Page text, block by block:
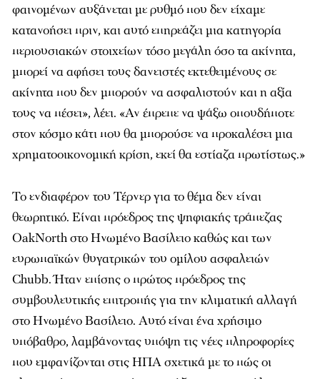
φαινομένων αυξάνεται με ρυθμό που δεν είχαμε
κατανοήσει πριν, και αυτό επηρεάζει μια κατηγορία
περιουσιακών στοιχείων τόσο μεγάλη όσο τα ακίνητα,
μπορεί να αφήσει τους δανειστές εκτεθειμένους σε
ακίνητα που δεν μπορούν να ασφαλιστούν και η αξία
τους να πέσει», λέει. «Αν έπρεπε να ψάξω οπουδήποτε
στον κόσμο κάτι που θα μπορούσε να προκαλέσει μια
χρηματοοικονομική κρίση, εκεί θα εστίαζα πρωτίστως.»
Το ενδιαφέρον του Τέρνερ για το θέμα δεν είναι
θεωρητικό. Είναι πρόεδρος της ψηφιακής τράπεζας
OakNorth στο Ηνωμένο Βασίλειο καθώς και των
ευρωπαϊκών θυγατρικών του ομίλου ασφαλειών
Chubb. Ήταν επίσης ο πρώτος πρόεδρος της
συμβουλευτικής επιτροπής για την κλιματική αλλαγή
στο Ηνωμένο Βασίλειο. Αυτό είναι ένα χρήσιμο
υπόβαθρο, λαμβάνοντας υπόψη τις νέες πληροφορίες
που εμφανίζονται στις ΗΠΑ σχετικά με το πώς οι